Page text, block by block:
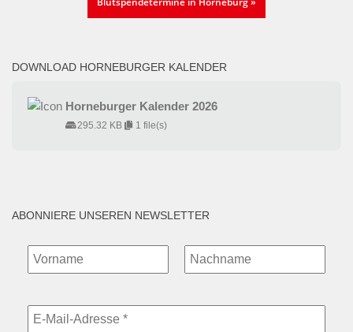
DOWNLOAD HORNEBURGER KALENDER
Horneburger Kalender 2026
295.32 KB 1 file(s)
ABONNIERE UNSEREN NEWSLETTER